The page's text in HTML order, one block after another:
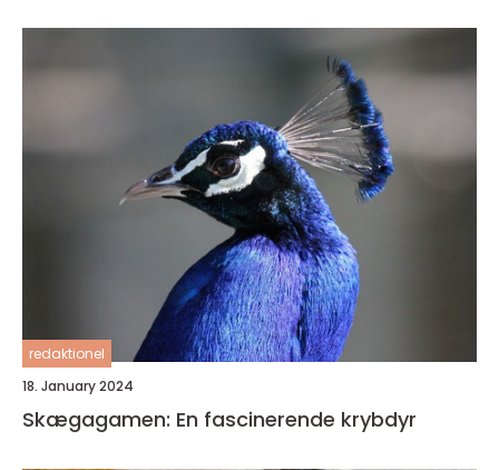
redaktionel
18. January 2024
Skægagamen: En fascinerende krybdyr